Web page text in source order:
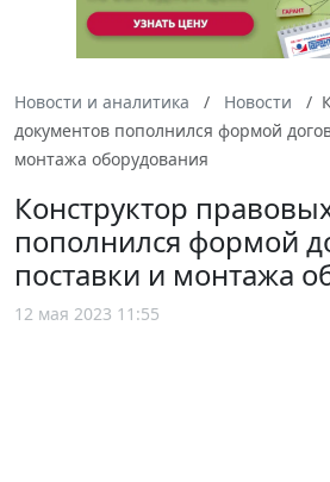
Новости и аналитика Новости
документов пополнился формой
монтажа оборудования
Конструктор
пополнился формой
поставки и монтажа
12 мая 2023 11:55